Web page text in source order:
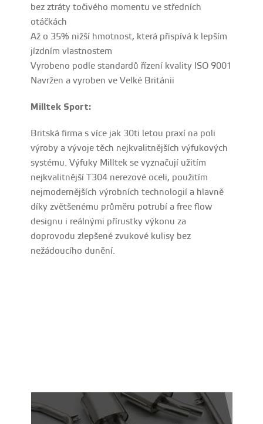
bez ztráty točivého momentu ve středních
otáčkách
Až o 35% nižší hmotnost, která přispívá k lepším
jízdním vlastnostem
Vyrobeno podle standardů řízení kvality ISO 9001
Navržen a vyroben ve Velké Británii
Milltek Sport:
Britská firma s více jak 30ti letou praxí na poli
výroby a vývoje těch nejkvalitnějších výfukových
systému. Výfuky Milltek se vyznačují užitím
nejkvalitnější T304 nerezové oceli, použitím
nejmodernějších výrobních technologií a hlavně
díky zvětšenému průměru potrubí a free flow
designu i reálnými přírustky výkonu za
doprovodu zlepšené zvukové kulisy bez
nežádoucího dunění.